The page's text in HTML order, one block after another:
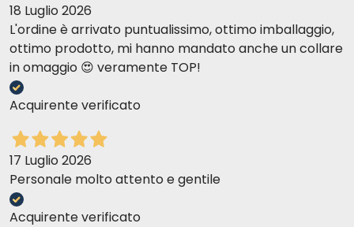
18 Luglio 2026
L'ordine è arrivato puntualissimo, ottimo imballaggio,
ottimo prodotto, mi hanno mandato anche un collare
in omaggio 😍 veramente TOP!
Acquirente verificato
17 Luglio 2026
Personale molto attento e gentile
Acquirente verificato